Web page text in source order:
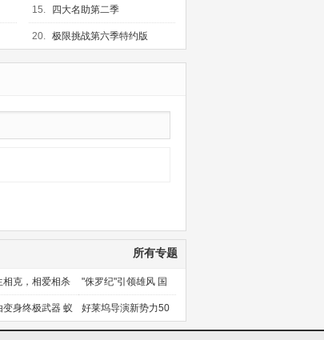
15. 四大名助第二季
20. 极限挑战第六季特约版
所有专题
相克，相爱相杀 "侏罗纪"引领雄风 国
产片下旬逆袭
变身终极武器 蚁
使用者大盘点
好莱坞导演新势力50
人上篇